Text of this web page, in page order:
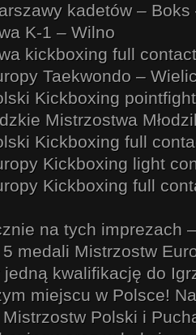
kadetów – Boks
K-1 – Wilno
kickboxing full
Taekwondo –
Kickboxing
Mistrzostwa
Kickboxing full
Kickboxing light
Kickboxing full
na tych imprezach
medali Mistrzostw
kwalifikację do
miejscu w Polsce!
Polski i